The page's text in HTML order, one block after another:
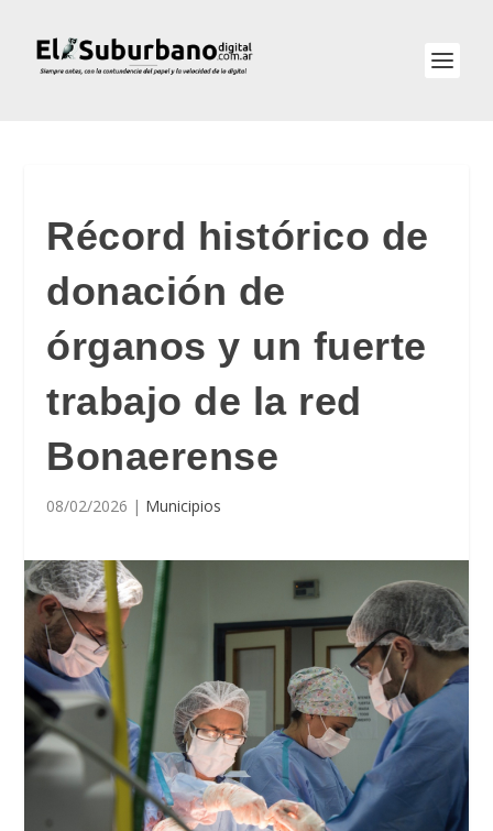
Récord histórico de
donación de
órganos y un fuerte
trabajo de la red
Bonaerense
08/02/2026 | Municipios